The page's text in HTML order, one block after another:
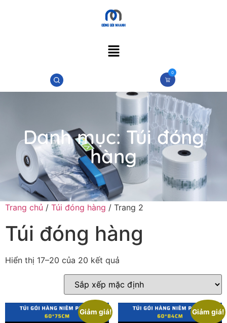
0
Danh mục:Túi đóng
hàng
Trang chủ / Túi đóng hàng / Trang 2
Túi đóng hàng
Hiển thị 17–20 của 20 kết quả
Giảm giá! Giảm giá!